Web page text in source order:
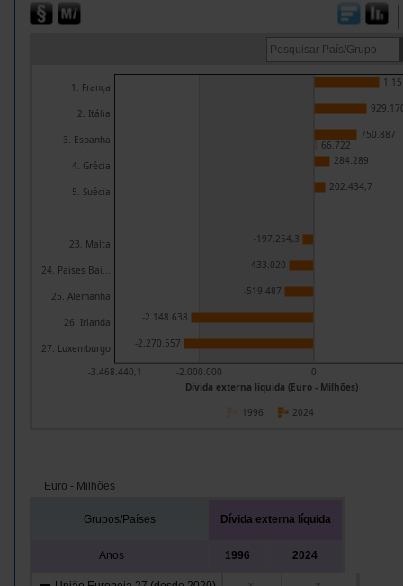
Dívida externa líquida (Euro - Milhões)
-3.468.440,1 -2.000.000 0
1. França
2. Itália
3. Espanha
4. Grécia
5. Suécia
23. Malta
24. Países Bai...
25. Alemanha
26. Irlanda
27. Luxemburgo
750.887
284.289
202.434,7
-197.254,3
-433.020
-519.487
-2.148.638
-2.270.557
66.722
2024
1996
Euro - Milhões
Grupos/Países Dívida externa líquida
Anos 1996 2024